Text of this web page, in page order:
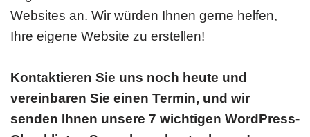
Websites an. Wir würden Ihnen gerne helfen,
Ihre eigene Website zu erstellen!
Kontaktieren Sie uns noch heute und
vereinbaren Sie einen Termin, und wir
senden Ihnen unsere 7 wichtigen WordPress-